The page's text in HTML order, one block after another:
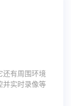
还有周围环境
并实时录像等